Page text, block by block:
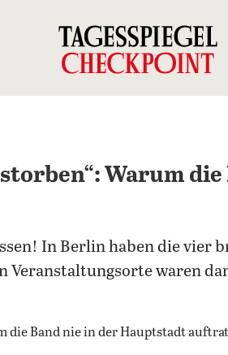
Warum
In Berlin haben die vier
Veranstaltungsorte waren